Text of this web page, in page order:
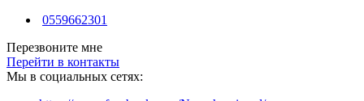
0559662301
Перезвоните мне
Перейти в контакты
Мы в социальных сетях: